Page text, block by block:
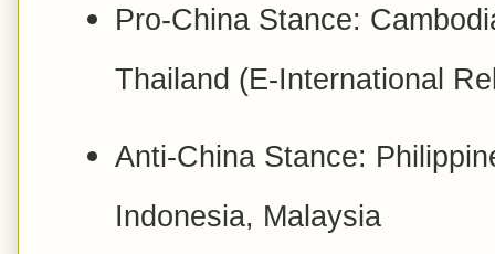
Pro-China Stance:
Thailand (E-International
Anti-China Stance:
Indonesia, Malaysia